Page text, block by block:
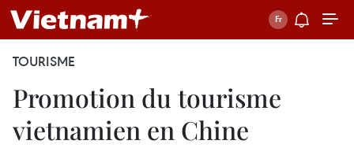
TOURISME
Promotion du tourisme
vietnamien en Chine